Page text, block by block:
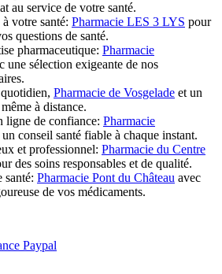
au service de votre santé.
votre santé: Pharmacie LES 3 LYS pour
questions de santé.
pharmaceutique: Pharmacie
une sélection exigeante de nos
Pharmacie de Vosgelade et un
à distance.
ligne de confiance: Pharmacie
conseil santé fiable à chaque instant.
et professionnel: Pharmacie du Centre
des soins responsables et de qualité.
santé: Pharmacie Pont du Château avec
de vos médicaments.
Paypal